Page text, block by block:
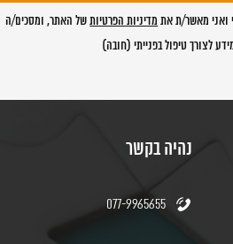
ואני מאשר/ת אתמדיניות הפרטיותשל האתר, ומסכים/ה
לצורך טיפול בפנייתי (חובה)
נהיה בקשר
077-9965655